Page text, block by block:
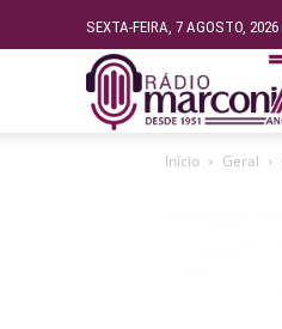
SEXTA-FEIRA, 7 AGOSTO, 2026
Início Geral